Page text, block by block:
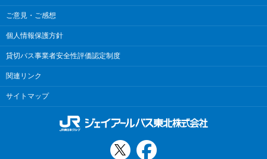
ご意見・ご感想
個人情報保護方針
貸切バス事業者安全性評価認定制度
関連リンク
サイトマップ